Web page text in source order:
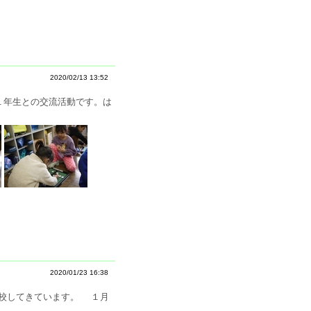
2020/02/13 13:52
生との交流活動です。は
2020/01/23 16:38
してきています。 １月